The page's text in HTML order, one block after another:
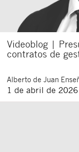
Videoblog |
contratos de
Alberto de Juan
1 de abril de 2026